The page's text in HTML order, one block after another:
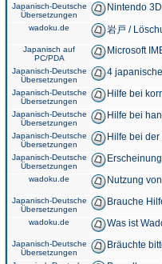
Japanisch-Deutsche
Übersetzungen
Nintendo
wadoku.de 岩戸 /
Japanisch auf
PC/PDA
Microsoft
Japanisch-Deutsche
Übersetzungen
4
Japanisch-Deutsche
Übersetzungen
Hilfe bei
Japanisch-Deutsche
Übersetzungen
Hilfe bei
Japanisch-Deutsche
Übersetzungen
Hilfe bei
Japanisch-Deutsche
Übersetzungen
wadoku.de Nutzung
Japanisch-Deutsche
Übersetzungen
Brauche
wadoku.de Was ist
Japanisch-Deutsche
Übersetzungen
Bräuchte